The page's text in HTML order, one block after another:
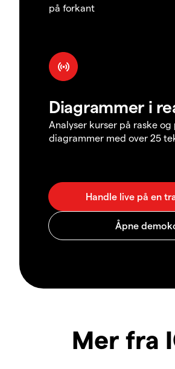
på forkant
Diagrammer i
Analyser kurser på raske
diagrammer med over 25
Mer fra